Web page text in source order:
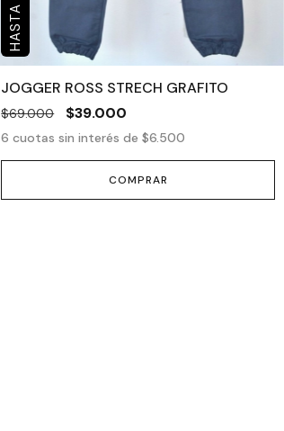
JOGGER ROSS STRECH GRAFITO
$69.000 $39.000
6 cuotas sin interés de$6.500
COMPRAR